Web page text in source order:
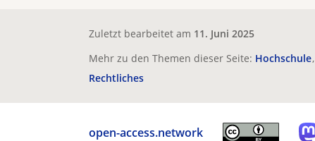
Zuletzt bearbeitet am 11. Juni 2025
Mehr zu den Themen dieser Seite: Hochschule
Rechtliches
open-access.network